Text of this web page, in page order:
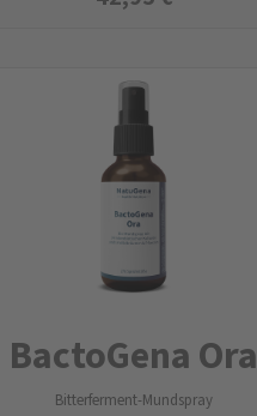
BactoGena Ora
Bitterferment-Mundspray